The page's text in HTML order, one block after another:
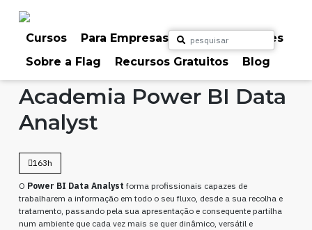
Cursos Para Empresas
Para Particulares
Sobre a Flag
Recursos Gratuitos Blog
Home Cursos Gestão de Projetos
Academia Power BI Data
Analyst
163h
O Power BI Data Analyst forma profissionais capazes de
trabalharem a informação em todo o seu fluxo, desde a sua recolha e
tratamento, passando pela sua apresentação e consequente partilha
num ambiente que cada vez mais se quer dinâmico, versátil e